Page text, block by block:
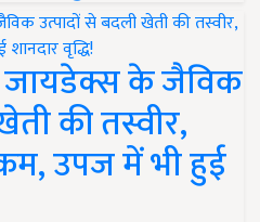
जायडेक्स के जैविक
की तस्वीर,
उपज में भी हुई